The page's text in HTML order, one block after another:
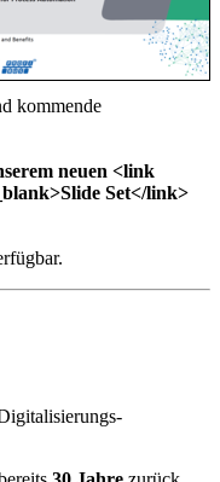
kommende
neuen <link
Set</link>